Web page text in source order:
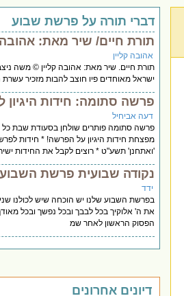
דברי תורה על פרשת שבוע
תורת חיים/ שיר מאת:
אהובה קליין
תורת חיים. שיר מאת: אהובה קליין © משה
ישראל מאוחדים פיו חוצב להבות מזכיר עשרת
פרשה סתומה: חידות היגיון
דעה אביחיל
פרשה סתומה פותרים שולחן בסעודת שבת
מפצחת חידות היגיון על הפרשה! * חידות
'ואתחנן' תשע"ט * רוצים לקבל את החידות
נקודה שבועית פרשת
ידד
בפרשת השבוע שלנו יש הוכחה שיש לכולנו
את ה' אלוקיך בכל לבבך ובכל נפשך ובכל
הפסוק הראשון לאחר שמ
דיונים אחרונים